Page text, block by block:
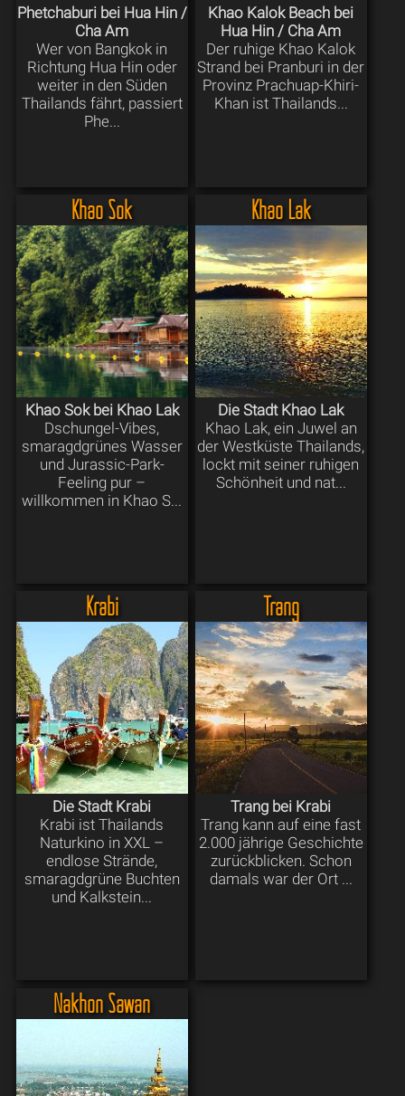
Phetchaburi bei Hua Hin /
Cha Am
Wer von Bangkok in
Richtung Hua Hin oder
weiter in den Süden
Thailands fährt, passiert
Phe...
Khao Kalok Beach bei
Hua Hin / Cha Am
Der ruhige Khao Kalok
Strand bei Pranburi in der
Provinz Prachuap-Khiri-
Khan ist Thailands...
Khao Sok
Khao Sok bei Khao Lak
Dschungel-Vibes,
smaragdgrünes Wasser
und Jurassic-Park-
Feeling pur –
willkommen in Khao S...
Khao Lak
Die Stadt Khao Lak
Khao Lak, ein Juwel an
der Westküste Thailands,
lockt mit seiner ruhigen
Schönheit und nat...
Krabi
Die Stadt Krabi
Krabi ist Thailands
Naturkino in XXL –
endlose Strände,
smaragdgrüne Buchten
und Kalkstein...
Trang
Trang bei Krabi
Trang kann auf eine fast
2.000 jährige Geschichte
zurückblicken. Schon
damals war der Ort ...
Nakhon Sawan